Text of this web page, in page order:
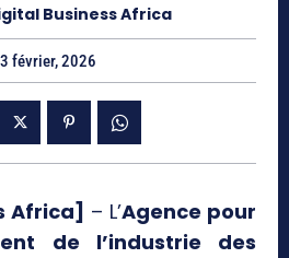
Business Africa
février, 2026
Africa] – L’Agence pour
de l’industrie des